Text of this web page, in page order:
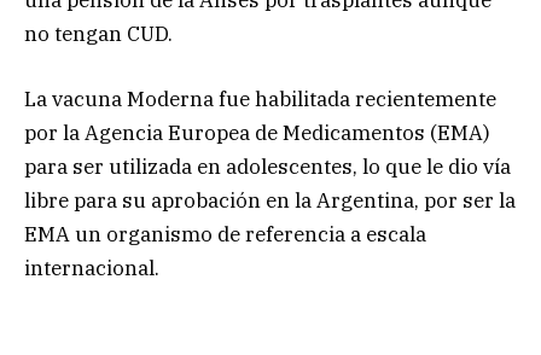
no tengan CUD.
La vacuna Moderna fue habilitada recientemente
por la Agencia Europea de Medicamentos (EMA)
para ser utilizada en adolescentes, lo que le dio vía
libre para su aprobación en la Argentina, por ser la
EMA un organismo de referencia a escala
internacional.